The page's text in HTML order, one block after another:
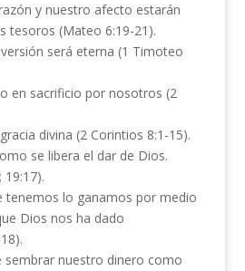
y nuestro afecto estarán
tesoros (Mateo 6:19-21).
será eterna (1 Timoteo
en sacrificio por nosotros (2
divina (2 Corintios 8:1-15).
se libera el dar de Dios.
19:17).
tenemos lo ganamos por medio
Dios nos ha dado
sembrar nuestro dinero como